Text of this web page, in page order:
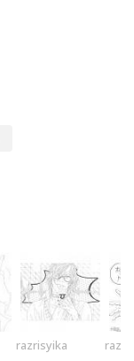
razrisyika